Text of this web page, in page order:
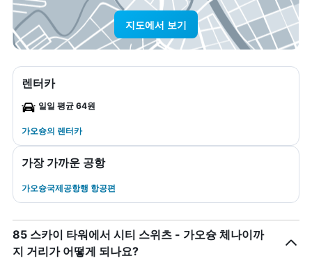
지도에서 보기
렌터카
일일 평균 64원
가오슝​의 렌터카
가장 가까운 공항
가오슝국제공항행 항공편
85 스카이 타워에서 시티 스위츠 - 가오슝 체나이까
지 거리가 어떻게 되나요?